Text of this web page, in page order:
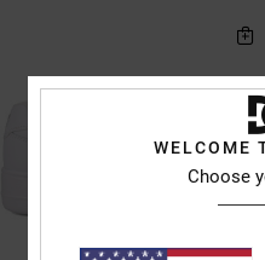
WELCOME
Choose